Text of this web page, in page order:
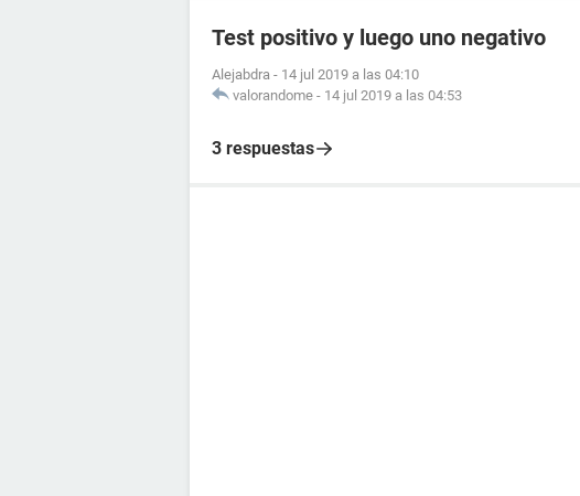
Test positivo y luego uno negativo
Alejabdra - 14 jul 2019 a las 04:10
valorandome - 14 jul 2019 a las 04:53
3 respuestas